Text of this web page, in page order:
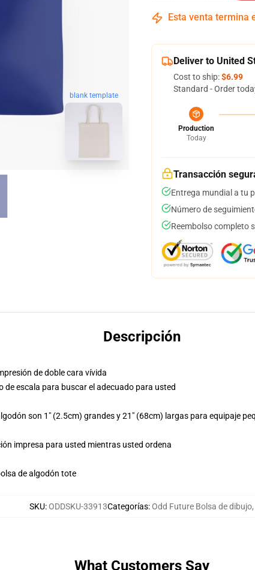
blank template
Esta venta termina
Deliver to United
Cost to ship:$6.99
Standard - Order
Production
Today
Transacción
Entrega mundial a tu
Número de
Reembolso completo
Descripción
de doble cara vívida
escala para buscar el adecuado para usted
son 1" (2.5cm) grandes y 21" (68cm) largas para equipaje
impresa para usted mientras usted ordena
de algodón tote
SKU:ODDSKU-33913Categorías:Odd Future Bolsa de dibujo,
What Customers Say